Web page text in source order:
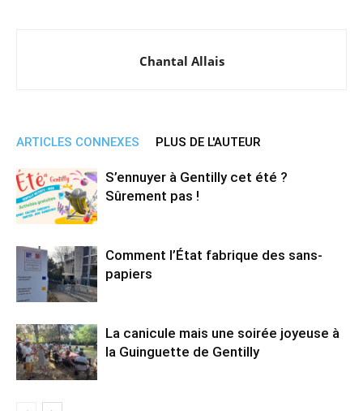
Chantal Allais
ARTICLES CONNEXES PLUS DE L'AUTEUR
S’ennuyer à Gentilly cet été ?
Sûrement pas !
Comment l’État fabrique des sans-
papiers
La canicule mais une soirée joyeuse à
la Guinguette de Gentilly